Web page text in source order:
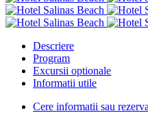
Descriere
Program
Excursii optionale
Informatii utile
Cere informatii sau